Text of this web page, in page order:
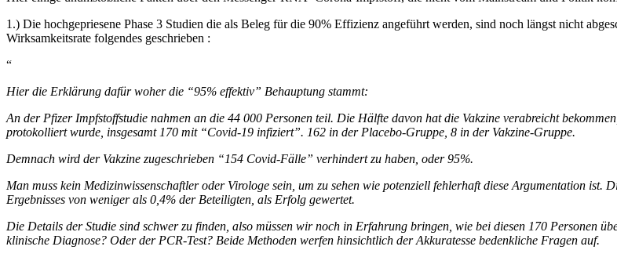
1.) Die hochgepriesene Phase 3 Studien die als Beleg für die 90% Effizienz angeführt werden, sind noch längst nicht
Wirksamkeitsrate folgendes geschrieben :
“
Hier die Erklärung dafür woher die “95% effektiv” Behauptung stammt:
An der Pfizer Impfstoffstudie nahmen an die 44 000 Personen teil. Die Hälfte davon hat die Vakzine verabreicht
protokolliert wurde, insgesamt 170 mit “Covid-19 infiziert”. 162 in der Placebo-Gruppe, 8 in der Vakzine-Gruppe.
Demnach wird der Vakzine zugeschrieben “154 Covid-Fälle” verhindert zu haben, oder 95%.
Man muss kein Medizinwissenschaftler oder Virologe sein, um zu sehen wie potenziell fehlerhaft diese Argumentation
Ergebnisses von weniger als 0,4% der Beteiligten, als Erfolg gewertet.
Die Details der Studie sind schwer zu finden, also müssen wir noch in Erfahrung bringen, wie bei diesen 170 Personen
klinische Diagnose? Oder der PCR-Test? Beide Methoden werfen hinsichtlich der Akkuratesse bedenkliche Fragen auf.